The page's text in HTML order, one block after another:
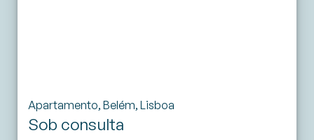
Apartamento, Belém, Lisboa
Sob consulta